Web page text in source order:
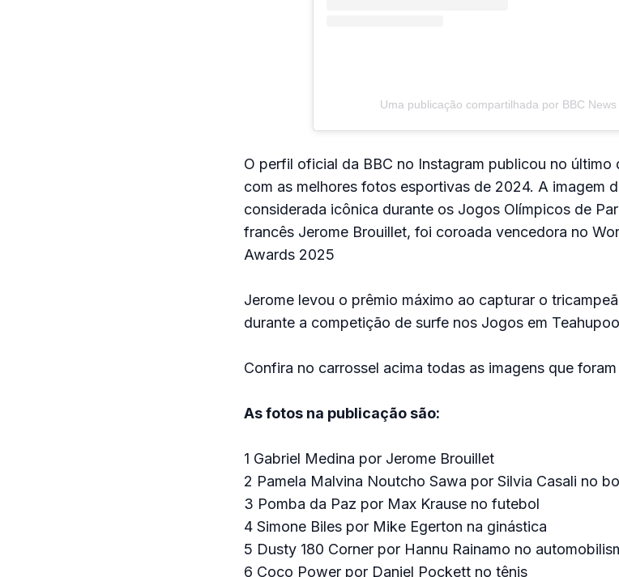
Uma publicação compartilhada por BBC
O perfil oficial da BBC no Instagram publicou no
com as melhores fotos esportivas de 2024. A imagem
considerada icônica durante os Jogos Olímpicos de
francês Jerome Brouillet, foi coroada vencedora no
Awards 2025
Jerome levou o prêmio máximo ao capturar o
durante a competição de surfe nos Jogos em
Confira no carrossel acima todas as imagens que
As fotos na publicação são:
1 Gabriel Medina por Jerome Brouillet
2 Pamela Malvina Noutcho Sawa por Silvia Casali no
3 Pomba da Paz por Max Krause no futebol
4 Simone Biles por Mike Egerton na ginástica
5 Dusty 180 Corner por Hannu Rainamo no
6 Coco Power por Daniel Pockett no tênis